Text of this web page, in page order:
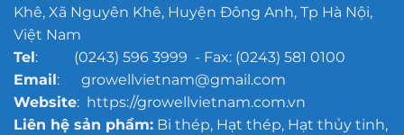
Khê, Xã Nguyên Khê, Huyện Đông Anh, Tp Hà Nội,
Việt Nam
Tel: (0243) 596 3999 - Fax: (0243) 581 0100
Email: growellvietnam@gmail.com
Website: https://growellvietnam.com.vn
Liên hệ sản phẩm:Bi thép, Hạt thép, Hạt thủy tinh,